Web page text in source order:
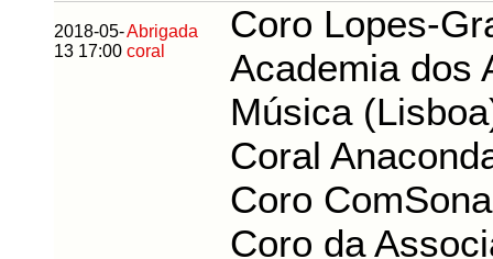
2018-05-
13 17:00
Abrigada
coral
Coro Lopes-
Academia dos
Música
Coral
Coro
Coro da